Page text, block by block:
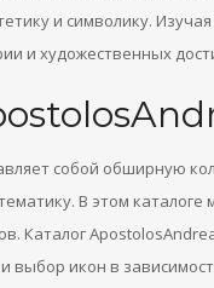
и символику.
и художественных
собой обширную
В этом
Каталог
выбор икон в